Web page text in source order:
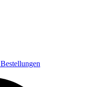
Bestellungen